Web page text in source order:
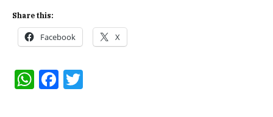
Share this:
Facebook X
WhatsApp
Facebook